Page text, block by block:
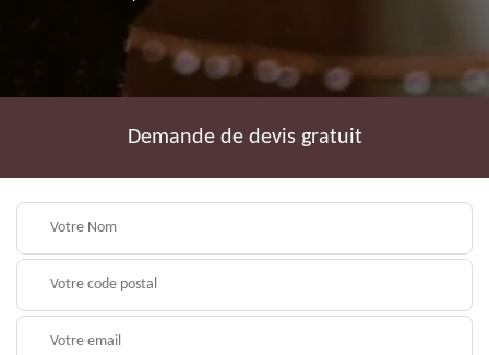
Demande de devis gratuit